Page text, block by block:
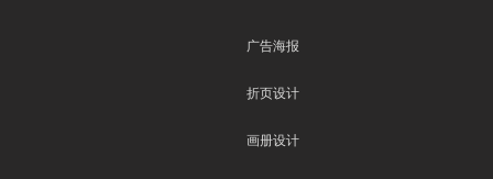
广告海报
折页设计
画册设计